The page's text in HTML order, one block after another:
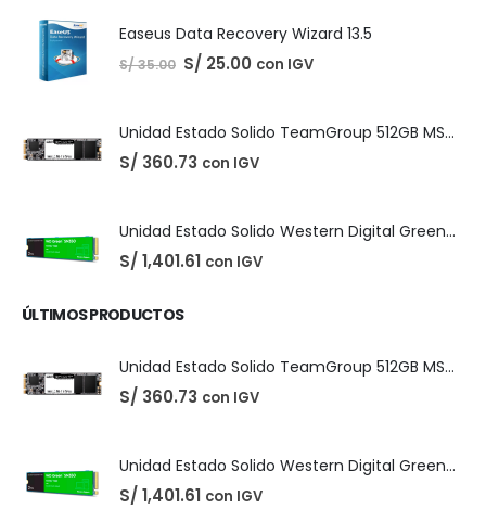
Easeus Data Recovery Wizard 13.5
S/35.00 El
precio
S/ 35.00.
S/ 25.00El
S/ 25.00.
con IGV
Unidad Estado Solido TeamGroup 512GB MS30
S/ 360.73 con IGV
Unidad Estado Solido Western Digital Green SN350 2TB
S/ 1,401.61 con IGV
ÚLTIMOS PRODUCTOS
Unidad Estado Solido TeamGroup 512GB MS30
S/ 360.73 con IGV
Unidad Estado Solido Western Digital Green SN350 2TB
S/ 1,401.61 con IGV